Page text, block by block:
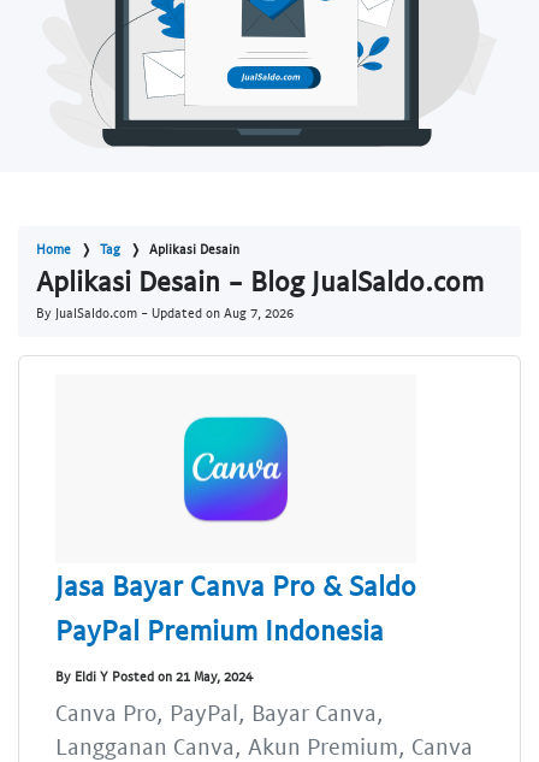
Home Tag Aplikasi Desain
Aplikasi Desain - Blog JualSaldo.com
By JualSaldo.com - Updated on Aug 7, 2026
Jasa Bayar Canva Pro & Saldo
PayPal Premium Indonesia
By Eldi Y Posted on 21 May, 2024
Canva Pro, PayPal, Bayar Canva,
Langganan Canva, Akun Premium, Canva